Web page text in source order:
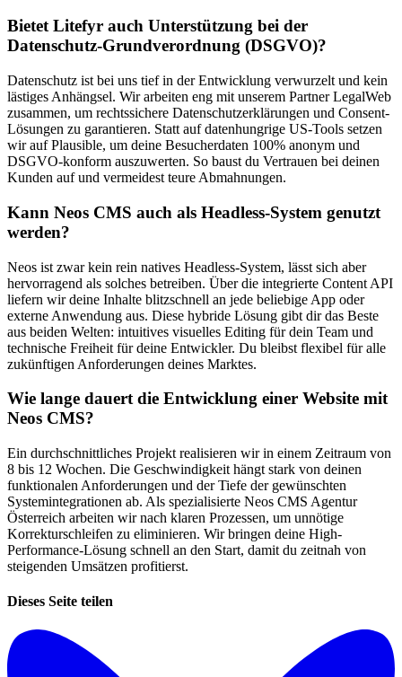
Bietet Litefyr auch Unterstützung bei der
Datenschutz-Grundverordnung (DSGVO)?
Datenschutz ist bei uns tief in der Entwicklung verwurzelt und kein
lästiges Anhängsel. Wir arbeiten eng mit unserem Partner LegalWeb
zusammen, um rechtssichere Datenschutzerklärungen und Consent-
Lösungen zu garantieren. Statt auf datenhungrige US-Tools setzen
wir auf Plausible, um deine Besucherdaten 100% anonym und
DSGVO-konform auszuwerten. So baust du Vertrauen bei deinen
Kunden auf und vermeidest teure Abmahnungen.
Kann Neos CMS auch als Headless-System genutzt
werden?
Neos ist zwar kein rein natives Headless-System, lässt sich aber
hervorragend als solches betreiben. Über die integrierte Content API
liefern wir deine Inhalte blitzschnell an jede beliebige App oder
externe Anwendung aus. Diese hybride Lösung gibt dir das Beste
aus beiden Welten: intuitives visuelles Editing für dein Team und
technische Freiheit für deine Entwickler. Du bleibst flexibel für alle
zukünftigen Anforderungen deines Marktes.
Wie lange dauert die Entwicklung einer Website mit
Neos CMS?
Ein durchschnittliches Projekt realisieren wir in einem Zeitraum von
8 bis 12 Wochen. Die Geschwindigkeit hängt stark von deinen
funktionalen Anforderungen und der Tiefe der gewünschten
Systemintegrationen ab. Als spezialisierte Neos CMS Agentur
Österreich arbeiten wir nach klaren Prozessen, um unnötige
Korrekturschleifen zu eliminieren. Wir bringen deine High-
Performance-Lösung schnell an den Start, damit du zeitnah von
steigenden Umsätzen profitierst.
Dieses Seite teilen